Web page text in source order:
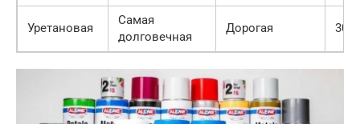
Уретановая
Самая
долговечная
Дорогая 3000